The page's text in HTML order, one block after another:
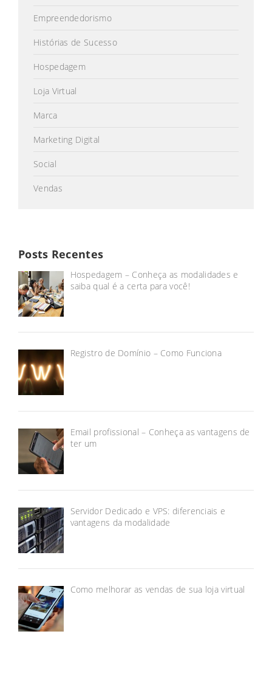
Empreendedorismo
Histórias de Sucesso
Hospedagem
Loja Virtual
Marca
Marketing Digital
Social
Vendas
Posts Recentes
Hospedagem – Conheça as modalidades e
saiba qual é a certa para você!
Registro de Domínio – Como Funciona
Email profissional – Conheça as vantagens de
ter um
Servidor Dedicado e VPS: diferenciais e
vantagens da modalidade
Como melhorar as vendas de sua loja virtual